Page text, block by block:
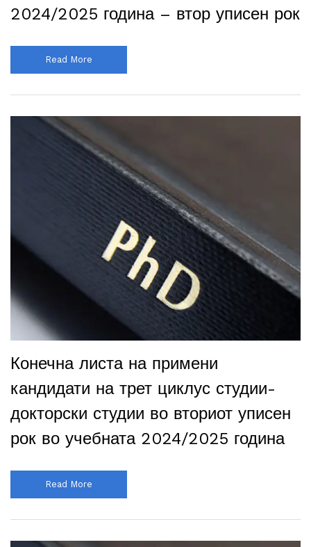
2024/2025 година – втор уписен рок
Read More
Конечна листа на примени
кандидати на трет циклус студии-
докторски студии во вториот уписен
рок во учебната 2024/2025 година
Read More